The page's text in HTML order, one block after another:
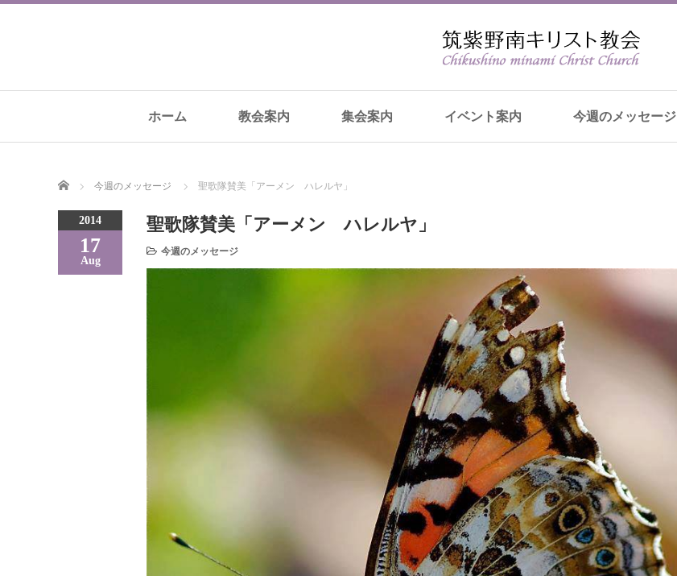
ホーム 教会案内 集会案内 イベント案内 今週のメッセージ
Home 今週のメッセージ 聖歌隊賛美「アーメン ハレルヤ」
2014
17
Aug
聖歌隊賛美「アーメン ハレルヤ」
今週のメッセージ